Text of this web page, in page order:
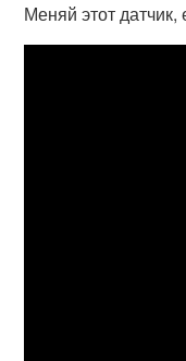
Меняй этот датчик,